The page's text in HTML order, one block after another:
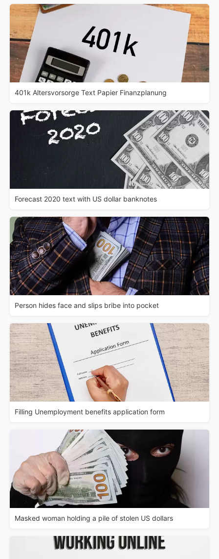
401k Altersvorsorge Text Papier Finanzplanung
Forecast 2020 text with US dollar banknotes
Person hides face and slips bribe into pocket
Filling Unemployment benefits application form
Masked woman holding a pile of stolen US dollars